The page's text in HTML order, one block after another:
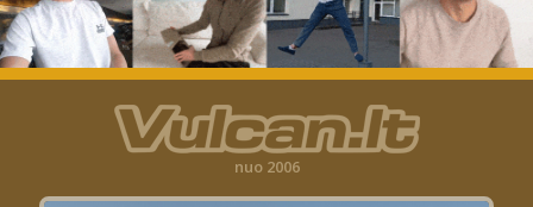
nuo 2006